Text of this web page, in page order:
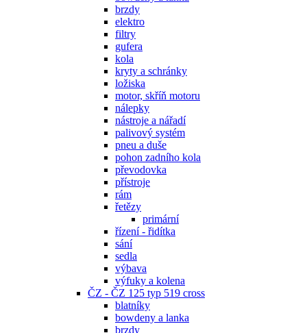
brzdy
elektro
filtry
gufera
kola
kryty a schránky
ložiska
motor, skříň motoru
nálepky
nástroje a nářadí
palivový systém
pneu a duše
pohon zadního kola
převodovka
přístroje
rám
řetězy
primární
řízení - řidítka
sání
sedla
výbava
výfuky a kolena
ČZ - ČZ 125 typ 519 cross
blatníky
bowdeny a lanka
brzdy